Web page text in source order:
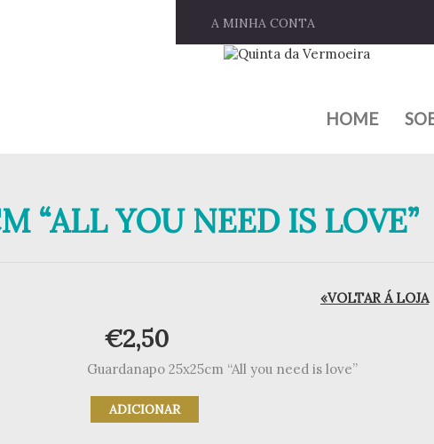
A MINHA CONTA
HOME
“ALL YOU NEED IS LOVE”
«VOLTAR Á LOJA
€2,50
Guardanapo 25x25cm “All you need is love”
Quantidade
de
ADICIONAR